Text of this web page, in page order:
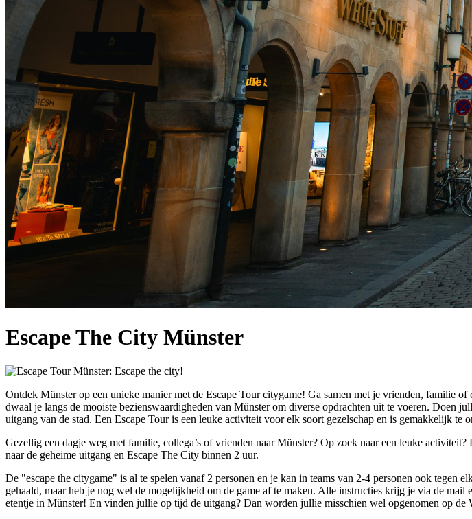
Escape The City Münster
Ontdek Münster op een unieke manier met de Escape Tour citygame! Ga samen met je vrienden, familie
dwaal je langs de mooiste bezienswaardigheden van Münster om diverse opdrachten uit te voeren.
uitgang van de stad. Een Escape Tour is een leuke activiteit voor elk soort gezelschap en is gemakkelijk te
Gezellig een dagje weg met familie, collega’s of vrienden naar Münster? Op zoek naar een leuke
naar de geheime uitgang en Escape The City binnen 2 uur.
De "escape the citygame" is al te spelen vanaf 2 personen en je kan in teams van 2-4 personen ook
gehaald, maar heb je nog wel de mogelijkheid om de game af te maken. Alle instructies krijg je via de
etentje in Münster! En vinden jullie op tijd de uitgang? Dan worden jullie misschien wel opgenomen op de